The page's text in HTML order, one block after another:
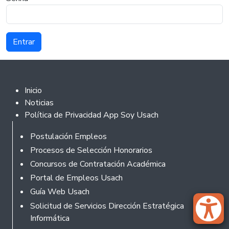
Footer 2
Inicio
Noticias
Política de Privacidad App Soy Usach
Rodapé
Postulación Empleos
Procesos de Selección Honorarios
Concursos de Contratación Académica
Portal de Empleos Usach
Guía Web Usach
Solicitud de Servicios Dirección Estratégica
Informática